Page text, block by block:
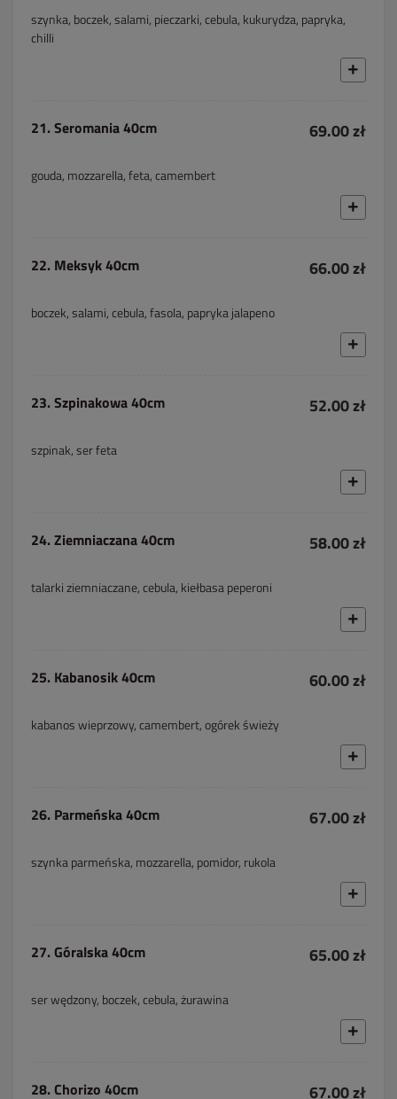
szynka, boczek, salami, pieczarki, cebula, kukurydza, papryka,
chilli
21. Seromania 40cm 69.00 zł
gouda, mozzarella, feta, camembert
22. Meksyk 40cm 66.00 zł
boczek, salami, cebula, fasola, papryka jalapeno
23. Szpinakowa 40cm 52.00 zł
szpinak, ser feta
24. Ziemniaczana 40cm 58.00 zł
talarki ziemniaczane, cebula, kiełbasa peperoni
25. Kabanosik 40cm 60.00 zł
kabanos wieprzowy, camembert, ogórek świeży
26. Parmeńska 40cm 67.00 zł
szynka parmeńska, mozzarella, pomidor, rukola
27. Góralska 40cm 65.00 zł
ser wędzony, boczek, cebula, żurawina
28. Chorizo 40cm 67.00 zł